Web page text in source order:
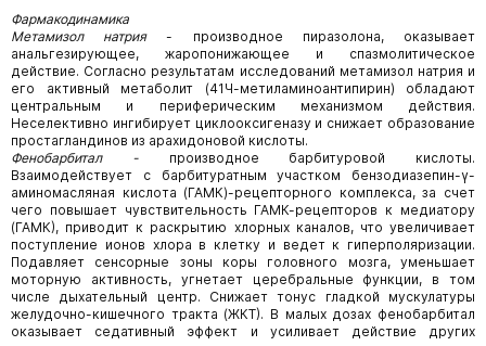
Фармакодинамика
Метамизол натрия- производное пиразолона, оказывает
анальгезирующее, жаропонижающее и спазмолитическое
действие. Согласно результатам исследований метамизол натрия и
его активный метаболит (41Ч-метиламиноантипирин) обладают
центральным и периферическим механизмом действия.
Неселективно ингибирует циклооксигеназу и снижает образование
простагландинов из арахидоновой кислоты.
Фенобарбитал -производное барбитуровой кислоты.
Взаимодействует с барбитуратным участком бензодиазепин-γ-
аминомасляная кислота (ГАМК)-рецепторного комплекса, за счет
чего повышает чувствительность ГАМК-рецепторов к медиатору
(ГАМК), приводит к раскрытию хлорных каналов, что увеличивает
поступление ионов хлора в клетку и ведет к гиперполяризации.
Подавляет сенсорные зоны коры головного мозга, уменьшает
моторную активность, угнетает церебральные функции, в том
числе дыхательный центр. Снижает тонус гладкой мускулатуры
желудочно-кишечного тракта (ЖКТ). В малых дозах фенобарбитал
оказывает седативный эффект и усиливает действие других